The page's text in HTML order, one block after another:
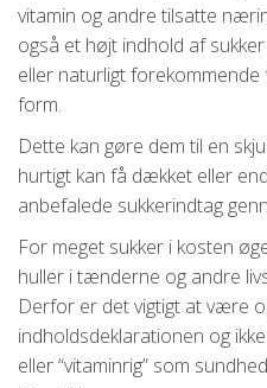
vitamin og andre tilsatte
også et højt indhold af
eller naturligt
form.
Dette kan gøre dem til en
hurtigt kan få dækket eller
anbefalede sukkerindtag
For meget sukker i kosten
huller i tænderne og andre
Derfor er det vigtigt at være
indholdsdeklarationen og
eller “vitaminrig” som